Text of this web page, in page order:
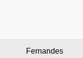
Fernandes